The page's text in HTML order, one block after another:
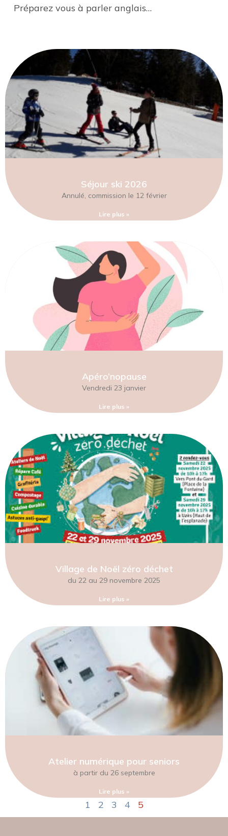
Préparez vous à parler anglais…
Séjour ski 2026
Annulé, commission le 12 février
Lire plus »
Apéro’nopause
Vendredi 23 janvier
Lire plus »
Village de Noël zéro déchet
du 22 au 29 novembre 2025
Lire plus »
Atelier numérique pour seniors
à partir du 26 septembre
Lire plus »
1 2 3 4 5